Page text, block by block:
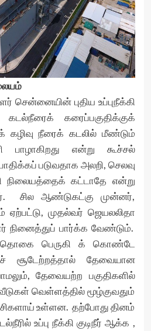
சென்னையின் புதிய உப்புநீக்கி
கரைப்பகுதிக்குக்
கழிவு நீரைக் கடலில் மீண்டும்
பாழாகிறது என்று கூச்சல்
படுவதாக அலறி, செலவு
நிலையத்தைக் கட்டாதே என்று
சில ஆண்டுகட்கு முன்னர்,
முதல்வர் ஜெயலலிதா
நினைத்துப் பார்க்க வேண்டும்.
தொகை பெருகி க் கொண்டே
சூடேற்றத்தால் தேவையான
தேவையற்ற பகுதிகளில்
வெள்ளத்தில் மூழ்குவதும்
உள்ளன. தற்போது தினம்
உப்பு நீக்கி குடிநீர் ஆக்க ,